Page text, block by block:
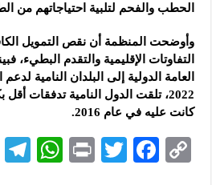
الحطب والفحم لتلبية احتياجاتهم من
وأوضحت المنظمة أن نقص التمويل
التفاوتات الإقليمية والتقدم البطيء،
العامة الدولية إلى البلدان النامية
كانت عليه في عام 2016.
C
F
T
P
W